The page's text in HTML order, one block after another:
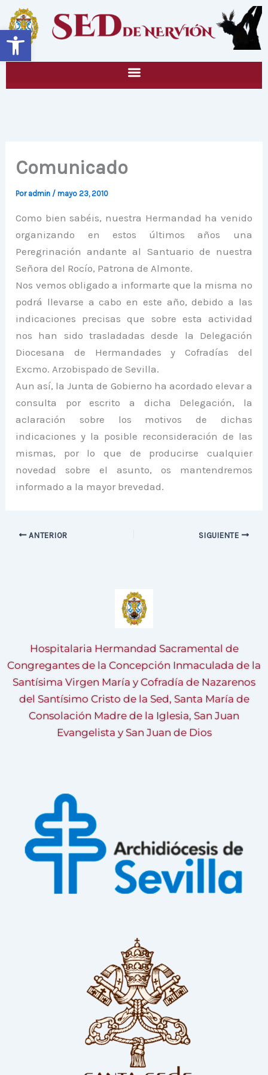
Abrir barra de herramientas
contenido
Comunicado
Por admin /mayo 23, 2010
Como bien sabéis, nuestra Hermandad ha venido
organizando en estos últimos años una
Peregrinación andante al Santuario de nuestra
Señora del Rocío, Patrona de Almonte.
Nos vemos obligado a informarte que la misma no
podrá llevarse a cabo en este año, debido a las
indicaciones precisas que sobre esta actividad
nos han sido trasladadas desde la Delegación
Diocesana de Hermandades y Cofradías del
Excmo. Arzobispado de Sevilla.
Aun así, la Junta de Gobierno ha acordado elevar a
consulta por escrito a dicha Delegación, la
aclaración sobre los motivos de dichas
indicaciones y la posible reconsideración de las
mismas, por lo que de producirse cualquier
novedad sobre el asunto, os mantendremos
informado a la mayor brevedad.
ANTERIOR SIGUIENTE
Hospitalaria Hermandad Sacramental de
Congregantes de la Concepción Inmaculada de la
Santísima Virgen María y Cofradía de Nazarenos
del Santísimo Cristo de la Sed, Santa María de
Consolación Madre de la Iglesia, San Juan
Evangelista y San Juan de Dios